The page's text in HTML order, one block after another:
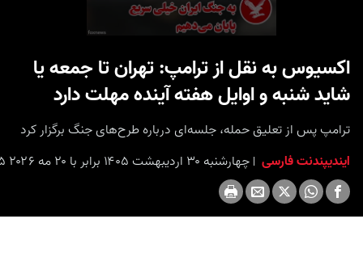
seconds
اکسیوس به نقل از ترامپ: تهران تا جمعه یا
شاید شنبه و اوایل هفته آینده مهلت دارد
ترامپ پس از تعلیق حمله، جلسه‌ای درباره طرح‌های جنگ برگزار کرد
ایندیپندنت فارسی چهارشنبه ۳۰ اردیبهشت ۱۴۰۵ برابر با ۲۰ مه ۲۰۲۶ ۵:۱۵